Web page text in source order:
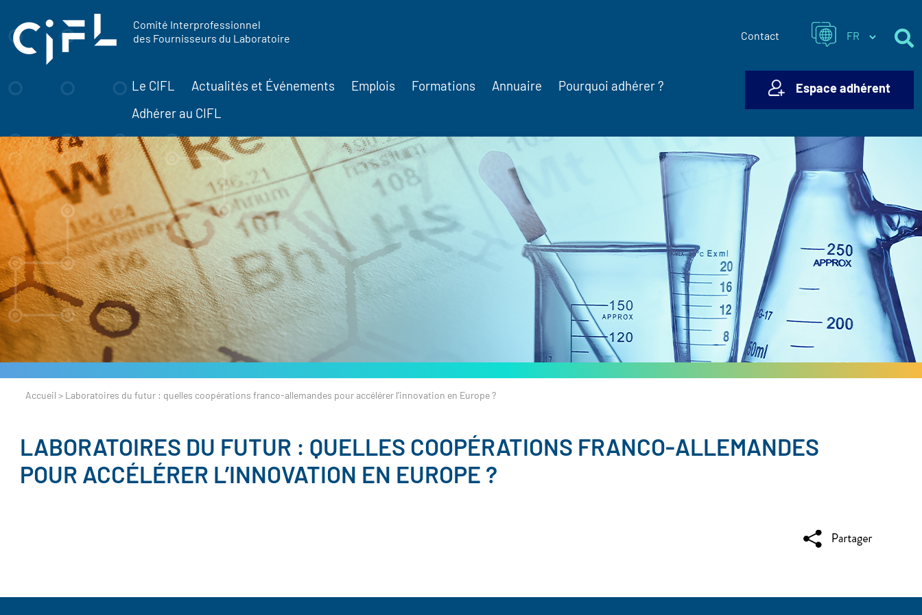
Comité Interprofessionnel
des Fournisseurs du Laboratoire
Contact
Le CIFL Actualités et Événements Emplois Formations Annuaire Pourquoi adhérer ?
Adhérer au CIFL
Espace adhérent
Accueil > Laboratoires du futur : quelles coopérations franco-allemandes pour accélérer l’innovation en Europe ?
LABORATOIRES DU FUTUR : QUELLES COOPÉRATIONS FRANCO-ALLEMANDES
POUR ACCÉLÉRER L’INNOVATION EN EUROPE ?